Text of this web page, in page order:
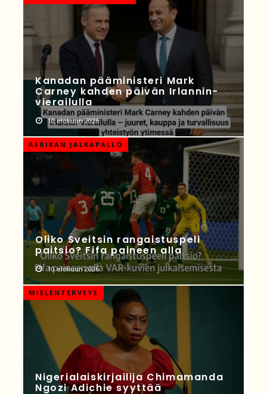
Kanadan pääministeri Mark
Carney kahden päivän Irlannin-
vierailulla
10 elokuun 2026
AFRIKAN JALKAPALLO
Oliko Sveitsin rangaistuspeli
paitsio? Fifa paineen alla
10 elokuun 2026
MIELENTERVEYS
Nigerialaiskirjailija Chimamanda
Ngozi Adichie syyttää